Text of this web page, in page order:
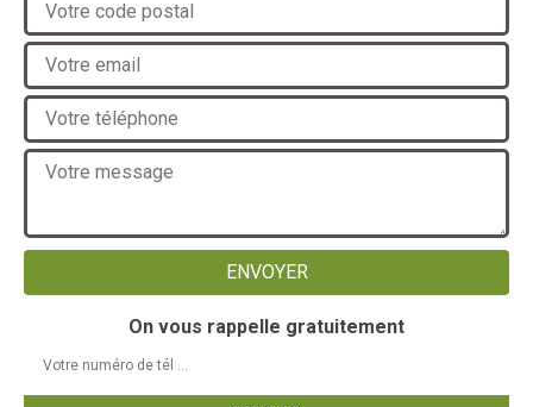
On vous rappelle gratuitement